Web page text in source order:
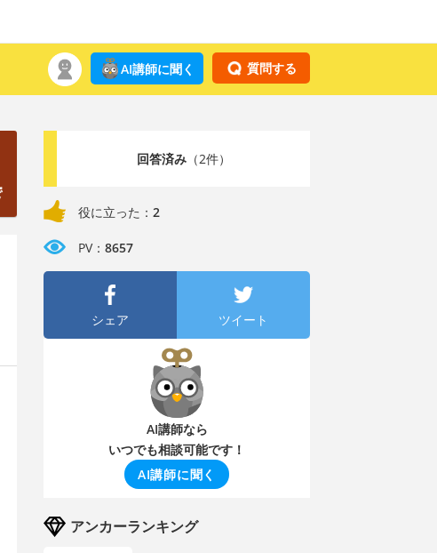
質問する
AI講師に聞く
回答済み（2件）
役に立った： 2
PV： 8657
シェア ツイート
AI講師なら
いつでも相談可能です！
AI講師に聞く
アンカーランキング